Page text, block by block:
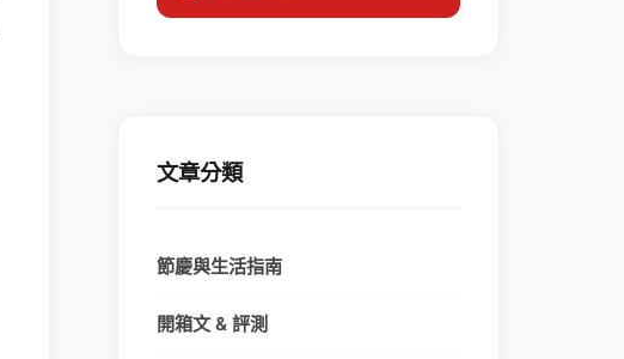
文章分類
節慶與生活指南
開箱文 & 評測